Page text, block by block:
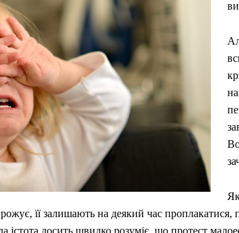
її залишають на деякий час
істота досить швидко розуміє, що протест